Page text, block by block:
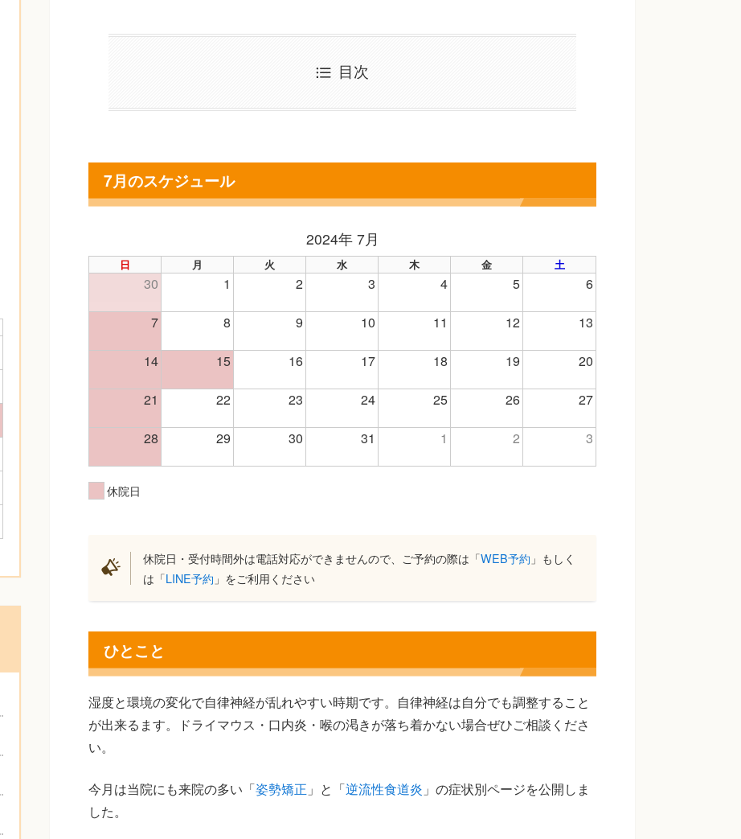
目次
7月のスケジュール
2024年 7月
日 月 火 水 木 金 土
30 1 2 3 4 5 6
7 8 9 10 11 12 13
14 15 16 17 18 19 20
21 22 23 24 25 26 27
28 29 30 31 1 2 3
休院日
休院日・受付時間外は電話対応ができませんので、ご予約の際は「WEB予約 」もしく
は「LINE予約 」をご利用ください
ひとこと
湿度と環境の変化で自律神経が乱れやすい時期です。自律神経は自分でも調整すること
が出来るます。ドライマウス・口内炎・喉の渇きが落ち着かない場合ぜひご相談くださ
い。
今月は当院にも来院の多い「姿勢矯正 」と「逆流性食道炎 」の症状別ページを公開しま
した。